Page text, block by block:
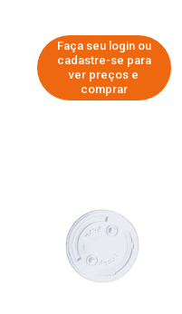
Faça seu login ou
cadastre-se para
ver preços e
comprar